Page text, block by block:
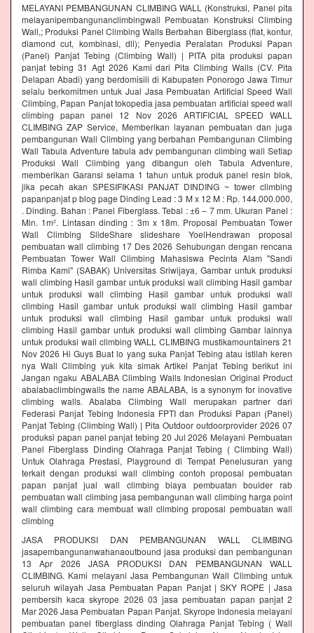
MELAYANI PEMBANGUNAN CLIMBING WALL (Konstruksi, Panel pita
melayanipembangunanclimbingwall Pembuatan Konstruksi Climbing
Wall,; Produksi Panel Climbing Walls Berbahan Biberglass (flat, kontur,
diamond cut, kombinasi, dll); Penyedia Peralatan Produksi Papan
(Panel) Panjat Tebing (Climbing Wall) | PITA pita produksi papan
panjat tebing 31 Agt 2026 Kami dari Pita Climbing Walls (CV. Pita
Delapan Abadi) yang berdomisili di Kabupaten Ponorogo Jawa Timur
selalu berkomitmen untuk Jual Jasa Pembuatan Artificial Speed Wall
Climbing, Papan Panjat tokopedia jasa pembuatan artificial speed wall
climbing papan panel 12 Nov 2026 ARTIFICIAL SPEED WALL
CLIMBING ZAP Service, Memberikan layanan pembuatan dan juga
pembangunan Wall Climbing yang berbahan Pembangunan Climbing
Wall Tabula Adventure tabula adv pembangunan climbing wall Setiap
Produksi Wall Climbing yang dibangun oleh Tabula Adventure,
memberikan Garansi selama 1 tahun untuk produk panel resin blok,
jika pecah akan SPESIFIKASI PANJAT DINDING ~ tower climbing
papanpanjat p blog page Dinding Lead : 3 M x 12 M : Rp. 144.000.000,
. Dinding. Bahan : Panel Fiberglass. Tebal : ±6 – 7 mm. Ukuran Panel :
Min. 1m². Lintasan dinding : 3m x 18m. Proposal Pembuatan Tower
Wall Climbing SlideShare slideshare YoelHendrawan proposal
pembuatan wall climbing 17 Des 2026 Sehubungan dengan rencana
Pembuatan Tower Wall Climbing Mahasiswa Pecinta Alam "Sandi
Rimba Kami" (SABAK) Universitas Sriwijaya, Gambar untuk produksi
wall climbing Hasil gambar untuk produksi wall climbing Hasil gambar
untuk produksi wall climbing Hasil gambar untuk produksi wall
climbing Hasil gambar untuk produksi wall climbing Hasil gambar
untuk produksi wall climbing Hasil gambar untuk produksi wall
climbing Hasil gambar untuk produksi wall climbing Gambar lainnya
untuk produksi wall climbing WALL CLIMBING mustikamountainers 21
Nov 2026 Hi Guys Buat lo yang suka Panjat Tebing atau istilah keren
nya Wall Climbing yuk kita simak Artikel Panjat Tebing berikut ini
Jangan ngaku ABALABA Climbing Walls Indonesian Original Product
abalabaclimbingwalls the name ABALABA, is a synonym for inovative
climbing walls. Abalaba Climbing Wall merupakan partner dari
Federasi Panjat Tebing Indonesia FPTI dan Produksi Papan (Panel)
Panjat Tebing (Climbing Wall) | Pita Outdoor outdoorprovider 2026 07
produksi papan panel panjat tebing 20 Jul 2026 Melayani Pembuatan
Panel Fiberglass Dinding Olahraga Panjat Tebing ( Climbing Wall)
Untuk Olahraga Prestasi, Playground di Tempat Penelusuran yang
terkait dengan produksi wall climbing contoh proposal pembuatan
papan panjat jual wall climbing biaya pembuatan boulder rab
pembuatan wall climbing jasa pembangunan wall climbing harga point
wall climbing cara membuat wall climbing proposal pembuatan wall
climbing
JASA PRODUKSI DAN PEMBANGUNAN WALL CLIMBING
jasapembangunanwahanaoutbound jasa produksi dan pembangunan
13 Apr 2026 JASA PRODUKSI DAN PEMBANGUNAN WALL
CLIMBING. Kami melayani Jasa Pembangunan Wall Climbing untuk
seluruh wilayah Jasa Pembuatan Papan Panjat | SKY ROPE | Jasa
pembersih kaca skyrope 2026 03 jasa pembuatan papan panjat 2
Mar 2026 Jasa Pembuatan Papan Panjat. Skyrope Indonesia melayani
pembuatan panel fiberglass dinding Olahraga Panjat Tebing ( Wall